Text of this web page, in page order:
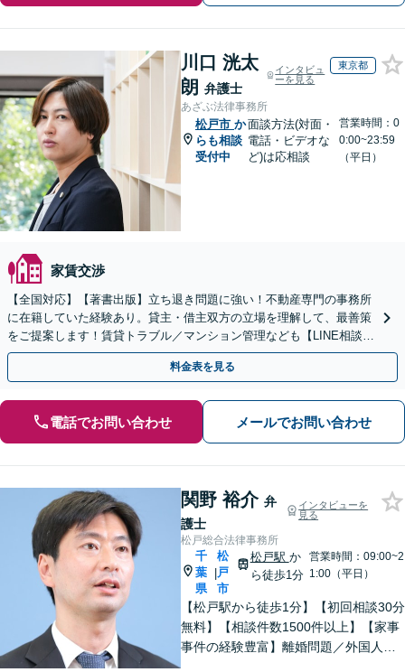
川口 洸太
朗 弁護士
インタビュ
ーを見る
東京都
あざぶ法律事務所
松戸市 か
らも相談
受付中
面談方法(対面・
電話・ビデオな
ど)は応相談
営業時間：0
0:00~23:59
（平日）
家賃交渉
【全国対応】【著書出版】立ち退き問題に強い！不動産専門の事務所
に在籍していた経験あり。貸主・借主双方の立場を理解して、最善策
をご提案します！賃貸トラブル／マンション管理なども【LINE相談可
能】【初回相談30分無料】【土日夜間相談可】
料金表を見る
電話でお問い合わせ メールでお問い合わせ
関野 裕介 弁
護士
インタビューを
見る
松戸総合法律事務所
千
葉
県
|
松
戸
市
松戸駅 か
ら徒歩1分
営業時間：09:00~2
1:00（平日）
【松戸駅から徒歩1分】【初回相談30分
無料】【相談件数1500件以上】【家事
事件の経験豊富】離婚問題／外国人問